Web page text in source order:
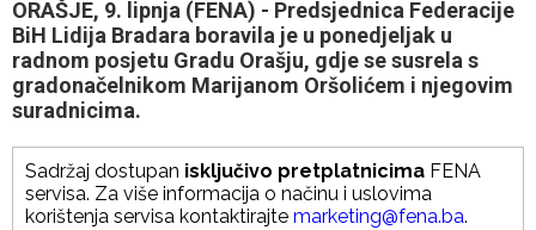
ORAŠJE, 9. lipnja (FENA) - Predsjednica Federacije
BiH Lidija Bradara boravila je u ponedjeljak u
radnom posjetu Gradu Orašju, gdje se susrela s
gradonačelnikom Marijanom Oršolićem i njegovim
suradnicima.
Sadržaj dostupan isključivo pretplatnicima FENA
servisa. Za više informacija o načinu i uslovima
korištenja servisa kontaktirajte marketing@fena.ba.